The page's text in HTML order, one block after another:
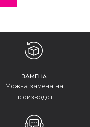
ЗАМЕНА
Можна замена на
производот